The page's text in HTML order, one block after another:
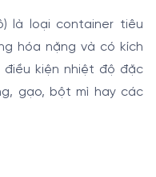
là loại container tiêu
hóa nặng và có kích
điều kiện nhiệt độ đặc
gạo, bột mì hay các